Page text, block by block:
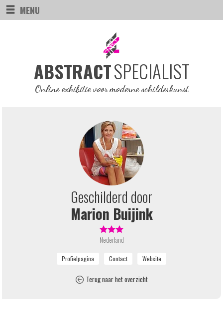
MENU
ABSTRACTSPECIALIST
Online exhibitie voor moderne schilderkunst
Geschilderd door
Marion Buijink
Nederland
Terug naar het overzicht